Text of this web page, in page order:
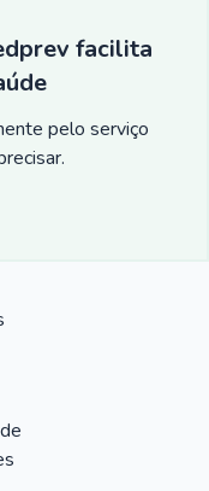
facilita
pelo serviço